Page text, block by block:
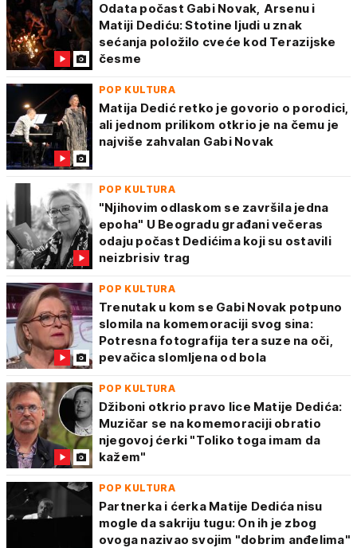
Odata počast Gabi Novak, Arsenu i
Matiji Dediću: Stotine ljudi u znak
sećanja položilo cveće kod Terazijske
česme
POP KULTURA
Matija Dedić retko je govorio o porodici,
ali jednom prilikom otkrio je na čemu je
najviše zahvalan Gabi Novak
POP KULTURA
"Njihovim odlaskom se završila jedna
epoha" U Beogradu građani večeras
odaju počast Dedićima koji su ostavili
neizbrisiv trag
POP KULTURA
Trenutak u kom se Gabi Novak potpuno
slomila na komemoraciji svog sina:
Potresna fotografija tera suze na oči,
pevačica slomljena od bola
POP KULTURA
Džiboni otkrio pravo lice Matije Dedića:
Muzičar se na komemoraciji obratio
njegovoj ćerki "Toliko toga imam da
kažem"
POP KULTURA
Partnerka i ćerka Matije Dedića nisu
mogle da sakriju tugu: On ih je zbog
ovoga nazivao svojim "dobrim anđelima"